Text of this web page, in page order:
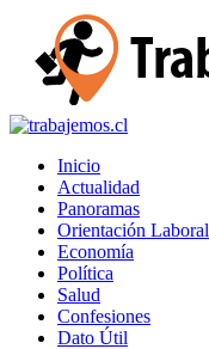
Inicio
Actualidad
Panoramas
Orientación Laboral
Economía
Política
Salud
Confesiones
Dato Útil